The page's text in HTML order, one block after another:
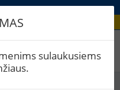
elis sulaukusiems